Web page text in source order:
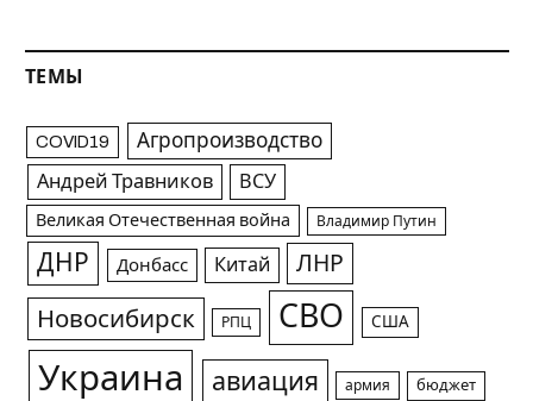
ТЕМЫ
COVID19 Агропроизводство
Андрей Травников ВСУ
Великая Отечественная война Владимир Путин
ДНР Донбасс Китай ЛНР
Новосибирск РПЦ СВО США
Украина авиация армия бюджет